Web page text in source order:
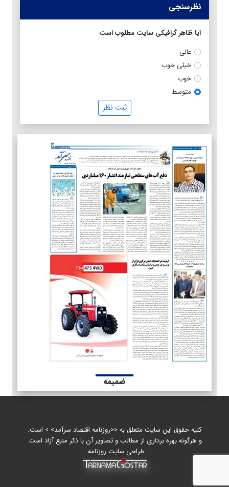
نظرسنجی
آیا ظاهر گرافیکی سایت مطلوب است
عالی
خیلی خوب
خوب
متوسط
ثبت نظر
ضمیمه
کلیه حقوق این سایت متعلق به <<روزنامه اقتصاد سرآمد> > است.
و هرگونه بهره برداری از مطالب و تصاویر آن با ذکر منبع آزاد است.
طراحی سایت روزنامه :